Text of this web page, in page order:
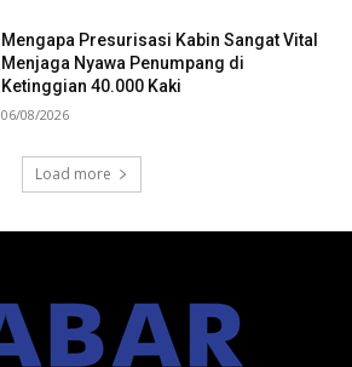
Mengapa Presurisasi Kabin Sangat Vital
Menjaga Nyawa Penumpang di
Ketinggian 40.000 Kaki
06/08/2026
Load more